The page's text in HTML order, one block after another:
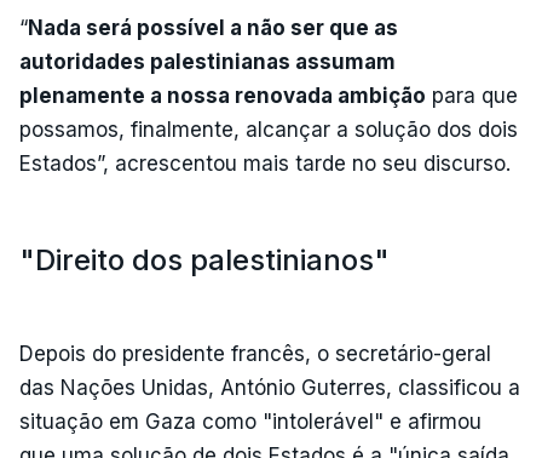
“Nada será possível a não ser que as
autoridades palestinianas assumam
plenamente a nossa renovada ambição para que
possamos, finalmente, alcançar a solução dos dois
Estados”, acrescentou mais tarde no seu discurso.
"Direito dos palestinianos"
Depois do presidente francês, o secretário-geral
das Nações Unidas, António Guterres, classificou a
situação em Gaza como "intolerável" e afirmou